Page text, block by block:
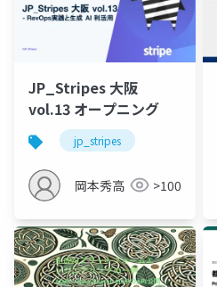
JP_Stripes 大阪
vol.13 オープニング
jp_stripes
岡本秀高 >100